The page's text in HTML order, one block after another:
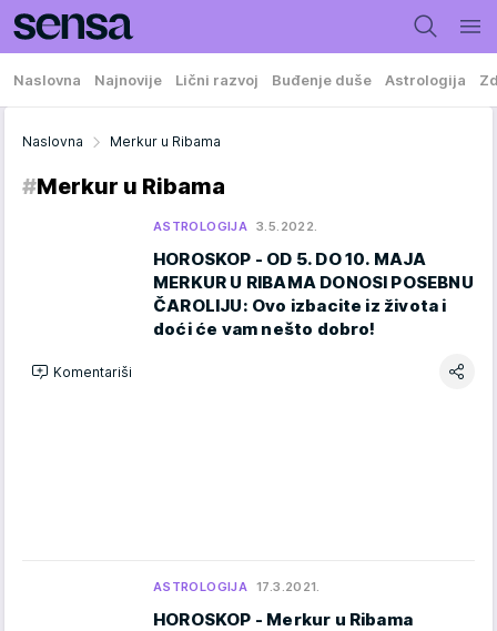
Naslovna Najnovije Lični razvoj Buđenje duše Astrologija
Naslovna Merkur u Ribama
#Merkur u Ribama
ASTROLOGIJA 3.5.2022.
HOROSKOP - OD 5. DO 10. MAJA
MERKUR U RIBAMA DONOSI POSEBNU
ČAROLIJU: Ovo izbacite iz života i
doći će vam nešto dobro!
Komentariši
ASTROLOGIJA 17.3.2021.
HOROSKOP - Merkur u Ribama